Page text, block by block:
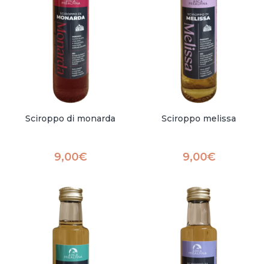
Sciroppo di monarda
9,00€
Sciroppo melissa
9,00€